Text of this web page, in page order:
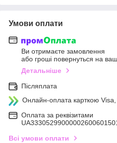
Умови оплати
Ви отримаєте замовлення
або гроші повернуться на
Детальніше
Післяплата
Онлайн-оплата карткою
Оплата за реквізитами
Всі умови оплати